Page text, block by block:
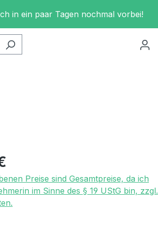
in ein paar Tagen nochmal vorbei!
Preise sind Gesamtpreise, da ich
im Sinne des § 19 UStG bin, zzgl.